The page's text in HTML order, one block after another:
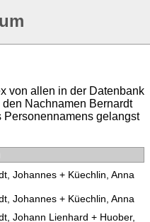
von allen in der Datenbank
Nachnamen Bernardt
gelangst
Johannes Küechlin, Anna
Johannes Küechlin, Anna
Johann Lienhard
Huober,